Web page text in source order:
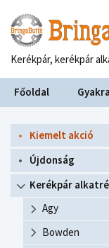
Kerékpár, kerékpár
Főoldal
Kiemelt akció
Újdonság
Kerékpár
Agy
Bowden